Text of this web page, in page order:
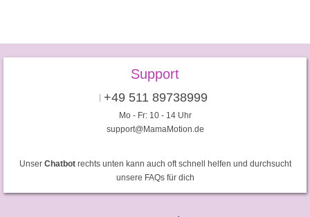
Support
+49 511 89738999
Mo - Fr: 10 - 14 Uhr
support@MamaMotion.de
Unser Chatbotrechts unten kann auch oft schnell helfen und durchsucht
unsere FAQs für dich